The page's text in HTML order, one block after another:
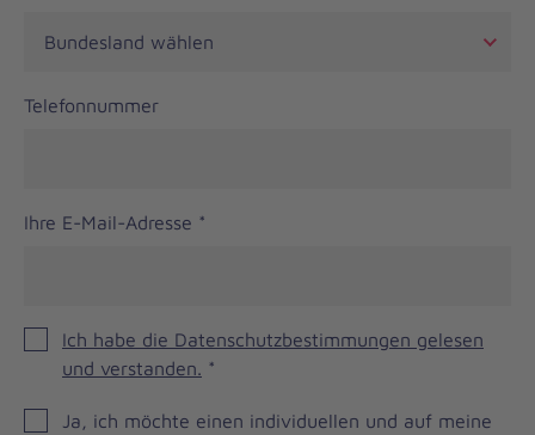
Telefonnummer
Ihre E-Mail-Adresse *
Ich habe die Datenschutzbestimmungen gelesen
und verstanden. *
Ja, ich möchte einen individuellen und auf meine